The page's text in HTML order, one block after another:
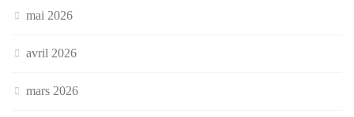
mai 2026
avril 2026
mars 2026